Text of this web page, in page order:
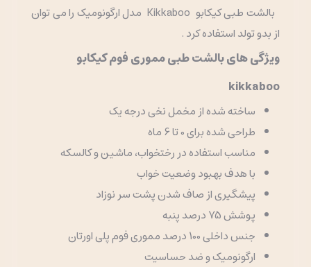
بالشت طبی کیکابو Kikkaboo مدل ارگونومیک را می توان
از بدو تولد استفاده کرد .
ویژگی های بالشت طبی مموری فوم کیکابو
kikkaboo
ساخته شده از مخمل نخی درجه یک
طراحی شده برای 0 تا 6 ماه
مناسب استفاده در رختخواب، ماشین و کالسکه
با هدف بهبود وضعیت خواب
پیشگیری از صاف شدن پشت سر نوزاد
پوشش 75 درصد پنبه
جنس داخلی 100 درصد مموری فوم پلی اورتان
ارگونومیک و ضد حساسیت